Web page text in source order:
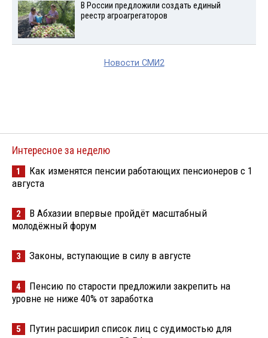
В России предложили создать единый
реестр агроагрегаторов
Новости СМИ2
Интересное за неделю
1
Как изменятся пенсии работающих пенсионеров с 1
августа
2
В Абхазии впервые пройдёт масштабный
молодёжный форум
3 Законы, вступающие в силу в августе
4
Пенсию по старости предложили закрепить на
уровне не ниже 40% от заработка
5
Путин расширил список лиц с судимостью для